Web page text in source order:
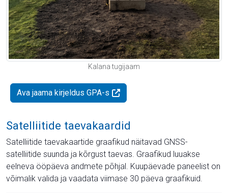
Kalana tugijaam
Ava jaama kirjeldus GPA-s
Satelliitide taevakaardid
Satelliitide taevakaartide graafikud näitavad GNSS-
satelliitide suunda ja kõrgust taevas. Graafikud luuakse
eelneva ööpäeva andmete põhjal. Kuupäevade paneelist on
võimalik valida ja vaadata viimase 30 päeva graafikuid.